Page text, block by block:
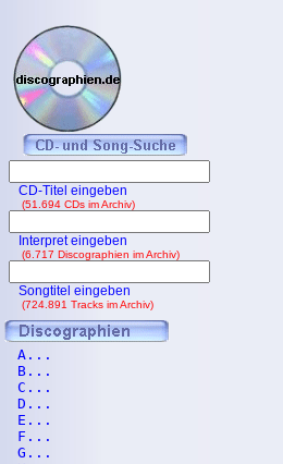
CD-Titel eingeben
(51.694 CDs im Archiv)
Interpret eingeben
(6.717 Discographien im Archiv)
Songtitel eingeben
(724.891 Tracks im Archiv)
A...
B...
C...
D...
E...
F...
G...